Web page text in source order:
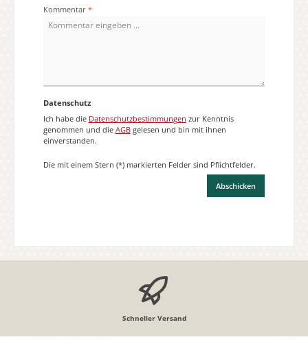
Kommentar *
Datenschutz
Ich habe die Datenschutzbestimmungen zur Kenntnis
genommen und die AGBgelesen und bin mit ihnen
einverstanden.
Die mit einem Stern (*) markierten Felder sind Pflichtfelder.
Abschicken
Schneller Versand